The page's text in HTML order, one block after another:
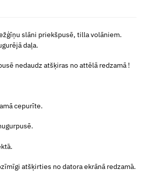
slāni priekšpusē, tilla volāniem.
daļa.
nedaudz atšķiras no attēlā redzamā !
cepurīte.
atšķirties no datora ekrānā redzamā.